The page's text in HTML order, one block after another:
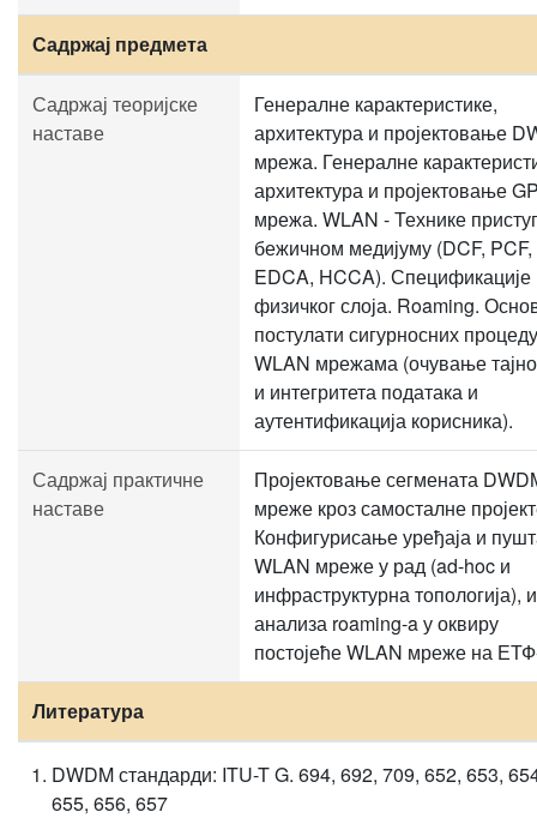
Садржај предмета
Садржај теоријске
наставе
Генералне карактеристике,
архитектура и пројектовање
мрежа. Генералне
архитектура и пројектовање
мрежа. WLAN - Технике
бежичном медијуму (DCF, PCF,
EDCA, HCCA). Спецификације
физичког слоја. Roaming.
постулати сигурносних
WLAN мрежама (очување
и интегритета података и
аутентификација корисника).
Садржај практичне
наставе
Пројектовање сегмената
мреже кроз самосталне
Конфигурисање уређаја и
WLAN мреже у рад (ad-hoc и
инфраструктурна топологија), и
анализа roaming-a у оквиру
постојеће WLAN мреже на
Литература
DWDM стандарди: ITU-T G. 694, 692, 709, 652, 653,
655, 656, 657